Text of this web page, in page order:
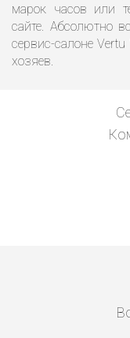
марок часов или
сайте. Абсолютно
сервис-салоне
хозяев.